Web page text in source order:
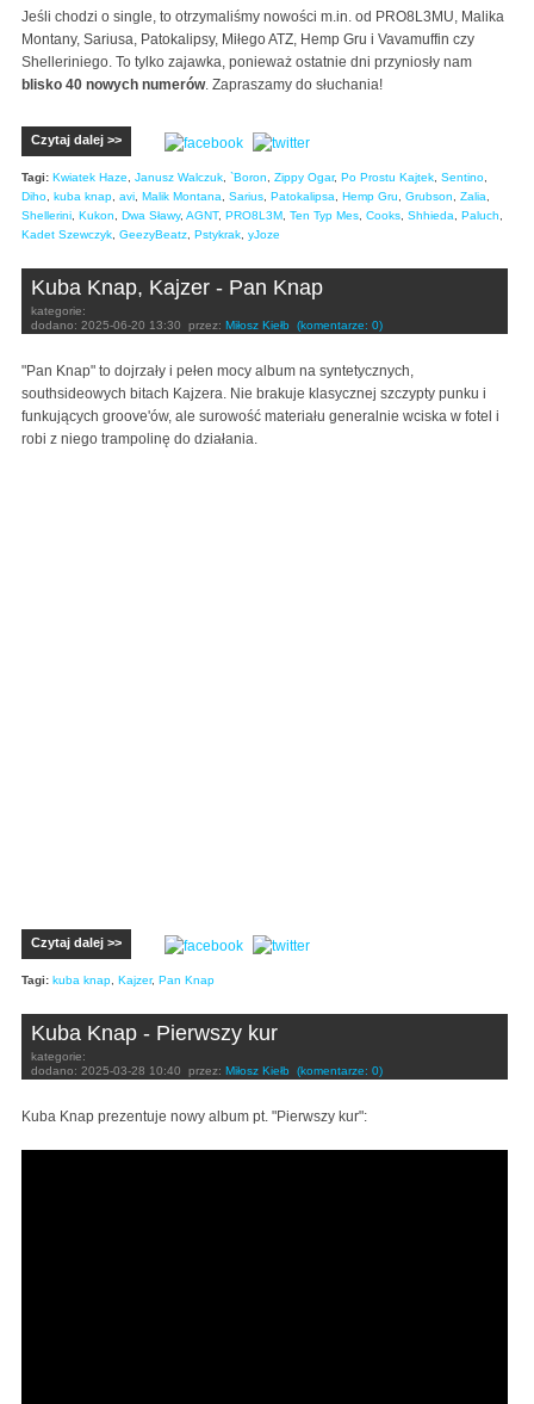
Jeśli chodzi o single, to otrzymaliśmy nowości m.in. od PRO8L3MU, Malika
Montany, Sariusa, Patokalipsy, Miłego ATZ, Hemp Gru i Vavamuffin czy
Shelleriniego. To tylko zajawka, ponieważ ostatnie dni przyniosły nam
blisko 40 nowych numerów. Zapraszamy do słuchania!
Czytaj dalej >>
Tagi: Kwiatek Haze Janusz Walczuk `Boron Zippy Ogar, Po Prostu Kajtek Sentino
Diho kuba knap avi Malik Montana Sarius Patokalipsa Hemp Gru Grubson Zalia
Shellerini Kukon Dwa Sławy, AGNT, PRO8L3M Ten Typ Mes Cooks Shhieda Paluch
Kadet Szewczyk GeezyBeatz Pstykrak yJoze
Kuba Knap, Kajzer - Pan Knap
kategorie:
dodano: 2025-06-20 13:30 przez: Miłosz Kiełb (komentarze: 0)
"Pan Knap" to dojrzały i pełen mocy album na syntetycznych,
southsideowych bitach Kajzera. Nie brakuje klasycznej szczypty punku i
funkujących groove'ów, ale surowość materiału generalnie wciska w fotel i
robi z niego trampolinę do działania.
Czytaj dalej >>
Tagi: kuba knap Kajzer, Pan Knap
Kuba Knap - Pierwszy kur
kategorie:
dodano: 2025-03-28 10:40 przez: Miłosz Kiełb (komentarze: 0)
Kuba Knap prezentuje nowy album pt. "Pierwszy kur":